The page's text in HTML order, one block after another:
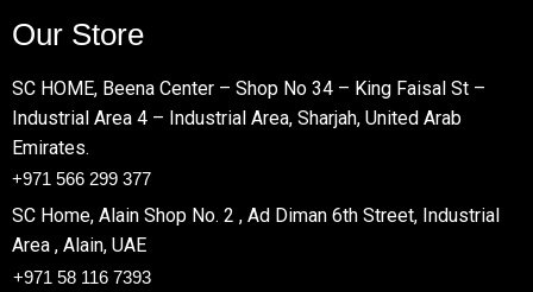
Our Store
SC HOME, Beena Center – Shop No 34 – King Faisal St –
Industrial Area 4 – Industrial Area, Sharjah, United Arab
Emirates.
+971 566 299 377
SC Home, Alain Shop No. 2 , Ad Diman 6th Street, Industrial
Area , Alain, UAE
+971 58 116 7393